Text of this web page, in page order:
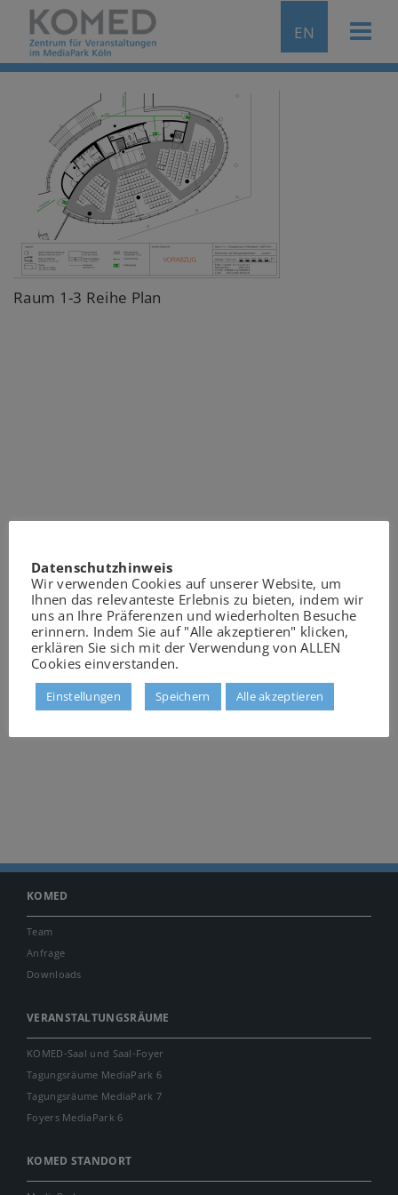
EN
Raum 1-3 Reihe Plan
KOMED
Team
Anfrage
Downloads
VERANSTALTUNGSRÄUME
KOMED-Saal und Saal-Foyer
Tagungsräume MediaPark 6
Tagungsräume MediaPark 7
Foyers MediaPark 6
KOMED STANDORT
Datenschutzhinweis
Wir verwenden Cookies auf unserer Website, um
Ihnen das relevanteste Erlebnis zu bieten, indem wir
uns an Ihre Präferenzen und wiederholten Besuche
erinnern. Indem Sie auf "Alle akzeptieren" klicken,
erklären Sie sich mit der Verwendung von ALLEN
Cookies einverstanden.
Einstellungen Speichern Alle akzeptieren